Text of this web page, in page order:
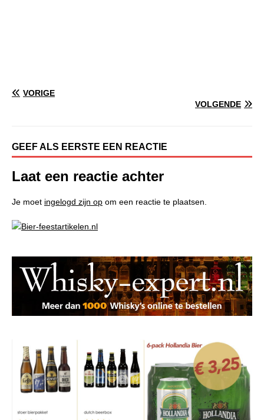
VORIGE
VOLGENDE
GEEF ALS EERSTE EEN REACTIE
Laat een reactie achter
Je moet ingelogd zijn op om een reactie te plaatsen.